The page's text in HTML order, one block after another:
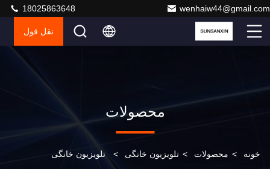
wenhaiw44@gmail.com
18025863648
نقل قول
محصولات
خونه > محصولات > تلویزیون خانگی > تلویزیون خانگی